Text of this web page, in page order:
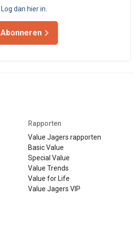
Log dan hier in.
Abonneren
Rapporten
Value Jagers rapporten
Basic Value
Special Value
Value Trends
Value for Life
Value Jagers VIP